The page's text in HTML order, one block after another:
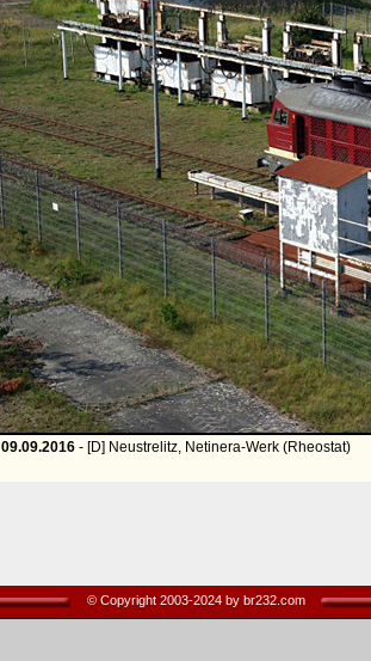
09.09.2016 - [D] Neustrelitz, Netinera-Werk (Rheostat)
© Copyright 2003-2024 by br232.com